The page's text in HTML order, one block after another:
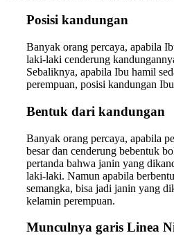
Posisi kandungan
Banyak orang percaya, apabila
laki-laki cenderung
Sebaliknya, apabila Ibu hamil
perempuan, posisi kandungan
Bentuk dari kandungan
Banyak orang percaya, apabila
besar dan cenderung bebentuk
pertanda bahwa janin yang
laki-laki. Namun apabila
semangka, bisa jadi janin yang
kelamin perempuan.
Munculnya garis Linea